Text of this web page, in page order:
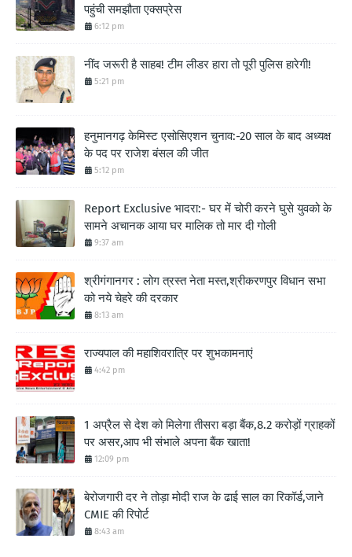
पहुंची समझौता एक्सप्रेस
6:12 pm
नींद जरूरी है साहब! टीम लीडर हारा तो पूरी पुलिस हारेगी!
5:21 pm
हनुमानगढ़ केमिस्ट एसोसिएशन चुनाव:-20 साल के बाद अध्यक्ष
के पद पर राजेश बंसल की जीत
5:12 pm
Report Exclusive भादरा:- घर में चोरी करने घुसे युवको के
सामने अचानक आया घर मालिक तो मार दी गोली
9:37 am
श्रीगंगानगर : लोग त्रस्त नेता मस्त,श्रीकरणपुर विधान सभा
को नये चेहरे की दरकार
8:13 am
राज्यपाल की महाशिवरात्रि पर शुभकामनाएं
4:42 pm
1 अप्रैल से देश को मिलेगा तीसरा बड़ा बैंक,8.2 करोड़ों ग्राहकों
पर असर,आप भी संभाले अपना बैंक खाता!
12:09 pm
बेरोजगारी दर ने तोड़ा मोदी राज के ढाई साल का रिकॉर्ड,जाने
CMIE की रिपोर्ट
8:43 am